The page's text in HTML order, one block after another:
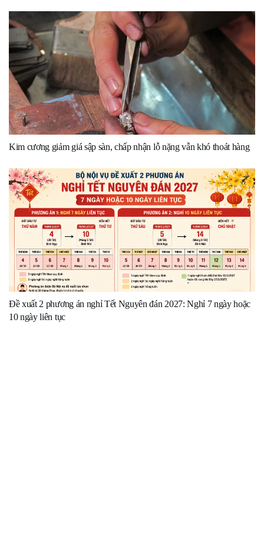
Kim cương giảm giá sập sàn, chấp nhận lỗ nặng vẫn khó thoát hàng
Đề xuất 2 phương án nghỉ Tết Nguyên đán 2027: Nghỉ 7 ngày hoặc
10 ngày liên tục